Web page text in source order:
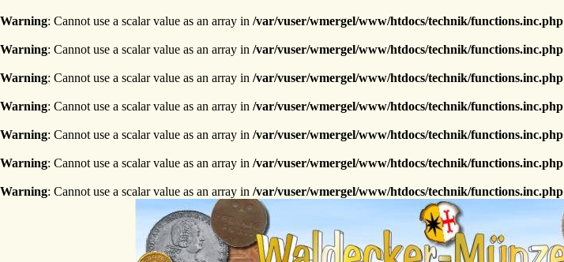
Warning: Cannot use a scalar value as an array in /var/vuser/wmergel/www/htdocs/technik/functions.inc.php
Warning: Cannot use a scalar value as an array in /var/vuser/wmergel/www/htdocs/technik/functions.inc.php
Warning: Cannot use a scalar value as an array in /var/vuser/wmergel/www/htdocs/technik/functions.inc.php
Warning: Cannot use a scalar value as an array in /var/vuser/wmergel/www/htdocs/technik/functions.inc.php
Warning: Cannot use a scalar value as an array in /var/vuser/wmergel/www/htdocs/technik/functions.inc.php
Warning: Cannot use a scalar value as an array in /var/vuser/wmergel/www/htdocs/technik/functions.inc.php
Warning: Cannot use a scalar value as an array in /var/vuser/wmergel/www/htdocs/technik/functions.inc.php